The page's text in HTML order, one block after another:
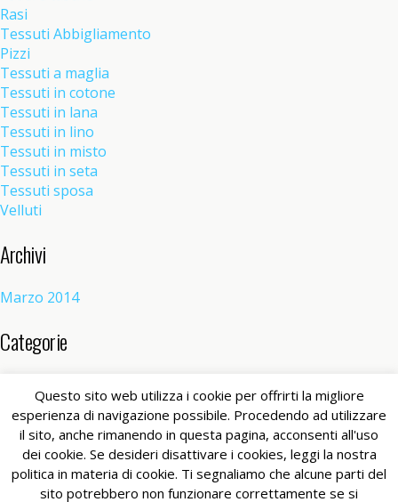
Rasi
Tessuti Abbigliamento
Pizzi
Tessuti a maglia
Tessuti in cotone
Tessuti in lana
Tessuti in lino
Tessuti in misto
Tessuti in seta
Tessuti sposa
Velluti
Archivi
Marzo 2014
Categorie
Torna su
Dispositivo Portatile Pc Desktop
Questo sito web utilizza i cookie per offrirti la migliore
esperienza di navigazione possibile. Procedendo ad utilizzare
il sito, anche rimanendo in questa pagina, acconsenti all'uso
dei cookie. Se desideri disattivare i cookies, leggi la nostra
politica in materia di cookie. Ti segnaliamo che alcune parti del
sito potrebbero non funzionare correttamente se si